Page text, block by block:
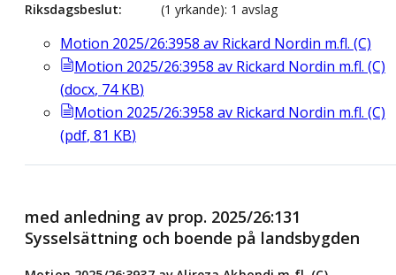
Riksdagsbeslut
(1 yrkande): 1 avslag
Motion 2025/26:3958 av Rickard Nordin m.fl. (C)
Motion 2025/26:3958 av Rickard Nordin m.fl. (C)
(docx, 74 KB)
Motion 2025/26:3958 av Rickard Nordin m.fl. (C)
(pdf, 81 KB)
med anledning av prop. 2025/26:131
Sysselsättning och boende på landsbygden